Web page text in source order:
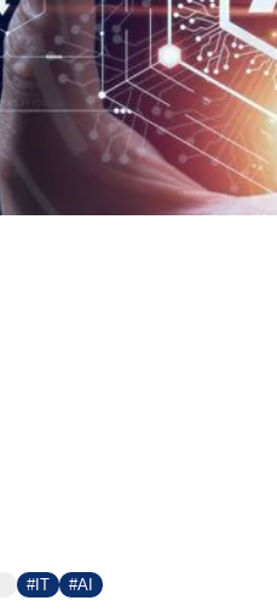
#IT #AI